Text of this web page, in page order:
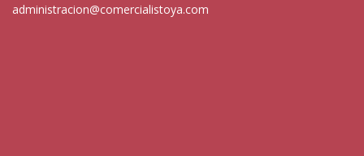
administracion@comercialistoya.com